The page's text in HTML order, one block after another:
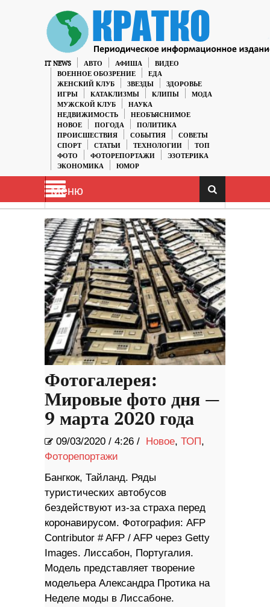
IT NEWS АВТО АФИША
ВИДЕО
ВОЕННОЕ ОБОЗРЕНИЕ
ЕДА
ЖЕНСКИЙ КЛУБ
ЗВЕЗДЫ
ЗДОРОВЬЕ
ИГРЫ
КАТАКЛИЗМЫ КЛИПЫ
МОДА
МУЖСКОЙ КЛУБ
НАУКА
НЕДВИЖИМОСТЬ
НЕОБЪЯСНИМОЕ
НОВОЕ
ПОГОДА
ПОЛИТИКА
ПРОИСШЕСТВИЯ
СОБЫТИЯ
СОВЕТЫ
СПОРТ
СТАТЬИ ТЕХНОЛОГИИ
ТОП
ФОТО
ФОТОРЕПОРТАЖИ
ЭЗОТЕРИКА
ЭКОНОМИКА
ЮМОР
Меню
Фотогалерея:
Мировые фото дня —
9 марта 2020 года
09/03/2020 / 4:26 / Новое, ТОП,
Фоторепортажи
Бангкок, Тайланд. Ряды
туристических автобусов
бездействуют из-за страха перед
коронавирусом. Фотография: AFP
Contributor # AFP / AFP через Getty
Images. Лиссабон, Португалия.
Модель представляет творение
модельера Александра Протика на
Неделе моды в Лиссабоне.